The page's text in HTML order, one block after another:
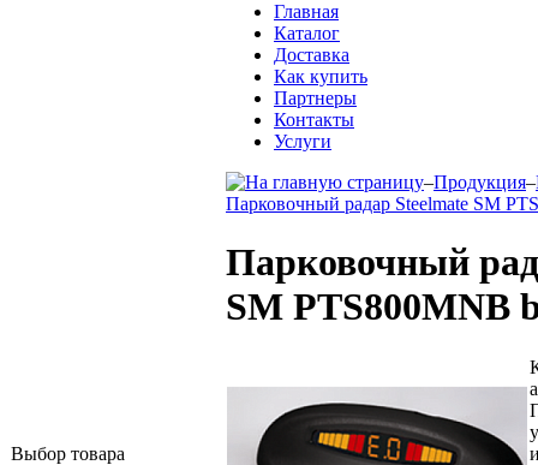
Выбор товара
Главная
Каталог
Доставка
Как купить
Партнеры
Контакты
Услуги
–Продукция–
Парковочный радар Steelmate SM
Парковочный
SM PTS800MNB